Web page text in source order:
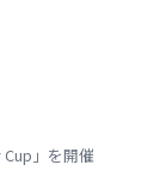
」を開催